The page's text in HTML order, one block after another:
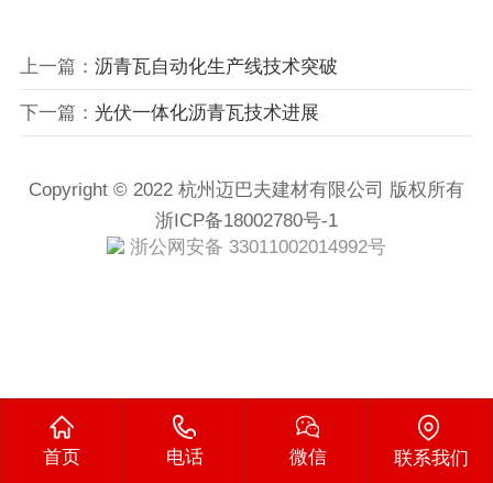
上一篇： 沥青瓦自动化生产线技术突破
下一篇： 光伏一体化沥青瓦技术进展
Copyright © 2022 杭州迈巴夫建材有限公司 版权所有
浙ICP备18002780号-1
浙公网安备 33011002014992号
首页 电话 微信 联系我们